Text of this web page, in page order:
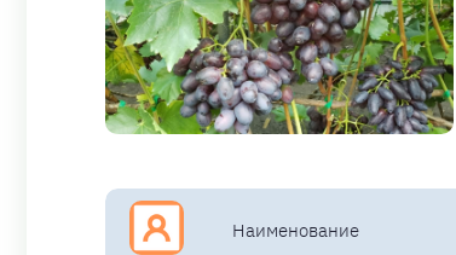
Наименование